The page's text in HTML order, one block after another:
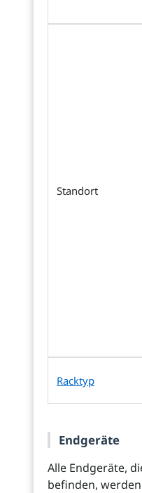
Standort
Racktyp
Endgeräte
Alle Endgeräte,
befinden,